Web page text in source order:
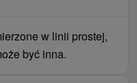
w linii prostej,
być inna.